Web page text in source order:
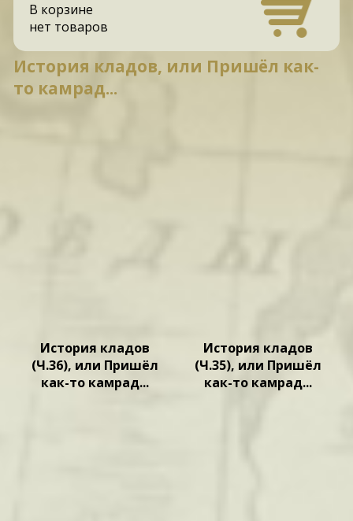
В корзине
нет товаров
История кладов, или Пришёл как-
то камрад...
История кладов
(Ч.36), или Пришёл
как-то камрад...
История кладов
(Ч.35), или Пришёл
как-то камрад...